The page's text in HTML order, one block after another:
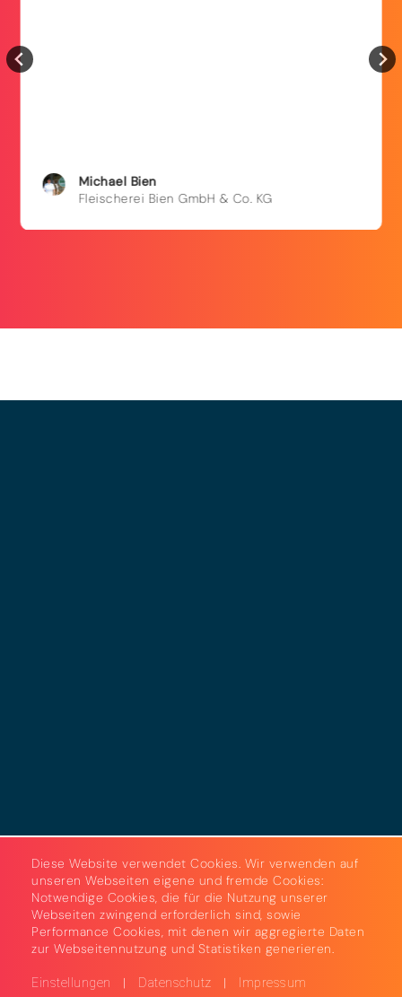
Michael Bien
Fleischerei Bien GmbH & Co. KG
Diese Website verwendet Cookies. Wir verwenden auf
unseren Webseiten eigene und fremde Cookies:
Notwendige Cookies, die für die Nutzung unserer
Webseiten zwingend erforderlich sind, sowie
Performance Cookies, mit denen wir aggregierte Daten
zur Webseitennutzung und Statistiken generieren.
Einstellungen | Datenschutz | Impressum